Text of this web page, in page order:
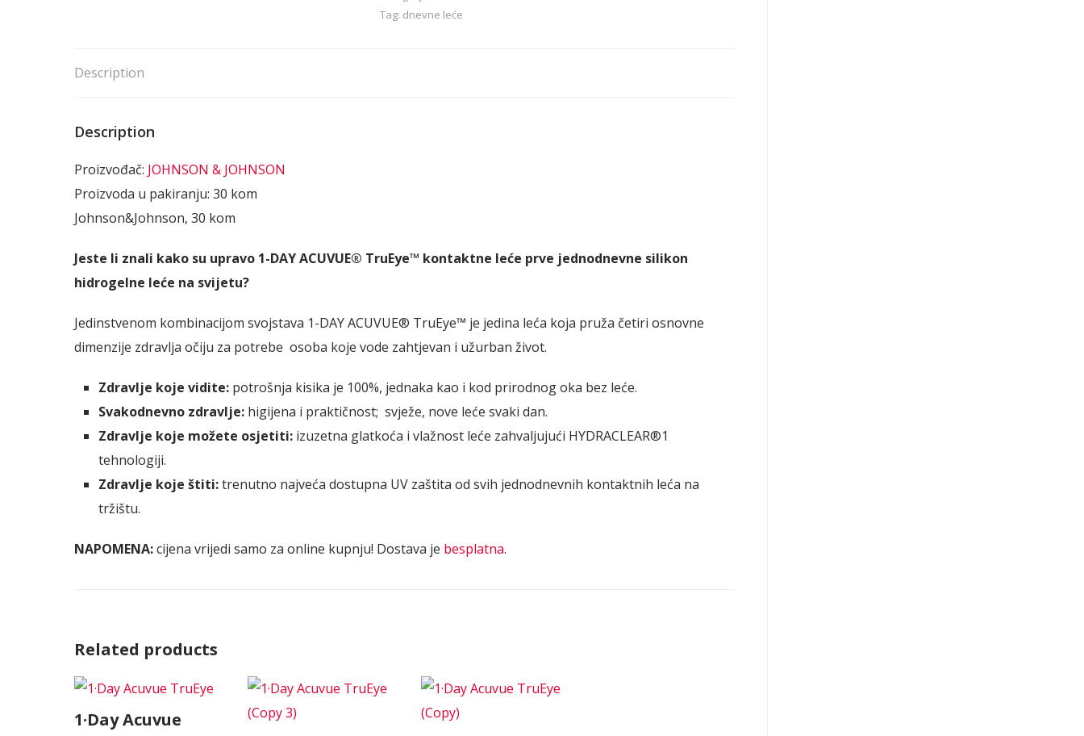
2)
Tag: dnevne leće
Description
Description
Proizvođač: JOHNSON & JOHNSON
Proizvoda u pakiranju: 30 kom
Johnson&Johnson, 30 kom
Jeste li znali kako su upravo 1-DAY ACUVUE® TruEye™ kontaktne leće prve jednodnevne silikon
hidrogelne leće na svijetu?
Jedinstvenom kombinacijom svojstava 1-DAY ACUVUE® TruEye™ je jedina leća koja pruža četiri osnovne
dimenzije zdravlja očiju za potrebe osoba koje vode zahtjevan i užurban život.
Zdravlje koje vidite: potrošnja kisika je 100%, jednaka kao i kod prirodnog oka bez leće.
Svakodnevno zdravlje: higijena i praktičnost; svježe, nove leće svaki dan.
Zdravlje koje možete osjetiti: izuzetna glatkoća i vlažnost leće zahvaljujući HYDRACLEAR®1
tehnologiji.
Zdravlje koje štiti:trenutno najveća dostupna UV zaštita od svih jednodnevnih kontaktnih leća na
tržištu.
NAPOMENA:cijena vrijedi samo za online kupnju! Dostava je besplatna.
Related products
1·Day Acuvue